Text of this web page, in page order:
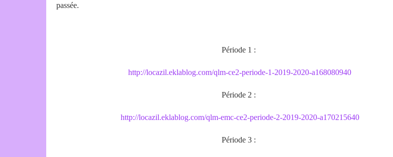
passée.
Période 1 :
http://locazil.eklablog.com/qlm-ce2-periode-1-2019-2020-a168080940
Période 2 :
http://locazil.eklablog.com/qlm-emc-ce2-periode-2-2019-2020-a170215640
Période 3 :